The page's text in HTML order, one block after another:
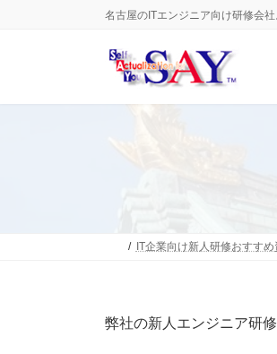
へ
ョ
名古屋のITエンジニア向け研修会
IT企業向け新人研修おすす
弊社の新人エンジニア研